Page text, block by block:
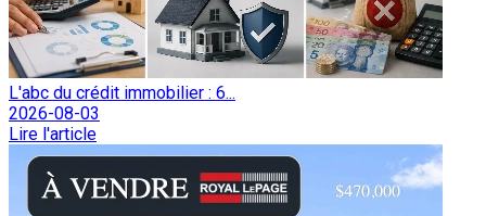
L'abc du crédit immobilier : 6...
2026-08-03
Lire l'article